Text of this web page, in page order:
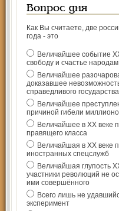
Вопрос дня
Как Вы считаете, две
года - это
Величайшее событие
свободу и счастье
Величайшее
доказавшее
справедливого государства
Величайшее
причиной гибели
Величайшее в ХХ веке
правящего класса
Величайшая в ХХ веке
иностранных спецслужб
Величайшая глупость
участники революций не
ими совершённого
Всего лишь не
эксперимент